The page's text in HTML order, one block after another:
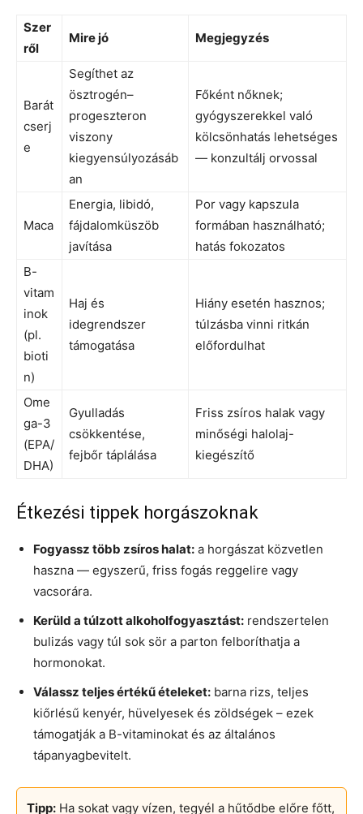
Szer
ről
Mire jó Megjegyzés
Barát
cserj
e
Segíthet az
ösztrogén–
progeszteron
viszony
kiegyensúlyozásáb
an
Főként nőknek;
gyógyszerekkel való
kölcsönhatás lehetséges
— konzultálj orvossal
Maca
Energia, libidó,
fájdalomküszöb
javítása
Por vagy kapszula
formában használható;
hatás fokozatos
B-
vitam
inok
(pl.
bioti
n)
Haj és
idegrendszer
támogatása
Hiány esetén hasznos;
túlzásba vinni ritkán
előfordulhat
Ome
ga-3
(EPA/
DHA)
Gyulladás
csökkentése,
fejbőr táplálása
Friss zsíros halak vagy
minőségi halolaj-
kiegészítő
Étkezési tippek horgászoknak
Fogyassz több zsíros halat: a horgászat közvetlen
haszna — egyszerű, friss fogás reggelire vagy
vacsorára.
Kerüld a túlzott alkoholfogyasztást: rendszertelen
bulizás vagy túl sok sör a parton felboríthatja a
hormonokat.
Válassz teljes értékű ételeket: barna rizs, teljes
kiőrlésű kenyér, hüvelyesek és zöldségek – ezek
támogatják a B-vitaminokat és az általános
tápanyagbevitelt.
Tipp: Ha sokat vagy vízen, tegyél a hűtődbe előre főtt,